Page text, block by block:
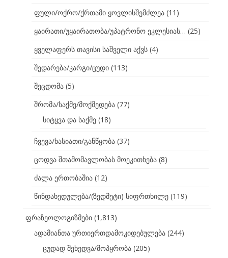
ფული/ოქრო/ქრთამი ყოვლისშემძლეა (11)
ყაირათი/უყაირათობა/უპატრონო ეკლესიას… (25)
ყველაფერს თავისი საშველი აქვს (4)
შედარება/კარგი/ცუდი (113)
შეცდომა (5)
შრომა/საქმე/მოქმედება (77)
სიტყვა და საქმე (18)
ჩვევა/ხასიათი/განწყობა (37)
ცოდვა შთამომავლობას მოეკითხება (8)
ძალა ერთობაშია (12)
წინდახედულება/(ზედმეტი) სიფრთხილე (119)
ფრაზეოლოგიზმები (1,813)
ადამიანთა ურთიერთდამოკიდებულება (244)
ცუდად შეხედვა/მოპყრობა (205)